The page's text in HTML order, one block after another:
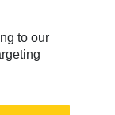
to our